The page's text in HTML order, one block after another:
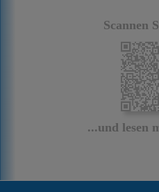
Scannen
...und lesen